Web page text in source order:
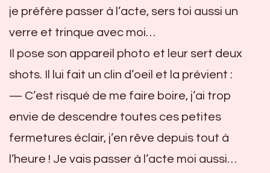
je préfère passer à l’acte, sers toi aussi un
verre et trinque avec moi…
Il pose son appareil photo et leur sert deux
shots. Il lui fait un clin d’oeil et la prévient :
— C’est risqué de me faire boire, j’ai trop
envie de descendre toutes ces petites
fermetures éclair, j’en rêve depuis tout à
l’heure ! Je vais passer à l’acte moi aussi…